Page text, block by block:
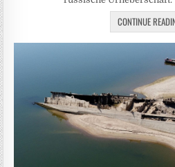
CONTINUE